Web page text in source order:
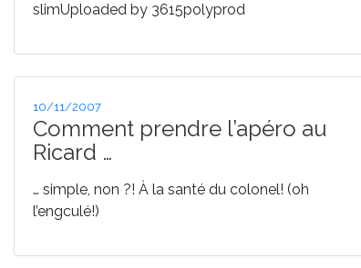
slimUploaded by 3615polyprod
Publié
le
10/11/2007
Comment prendre l’apéro au
Ricard …
… simple, non ?! À la santé du colonel! (oh
l’engculé!)